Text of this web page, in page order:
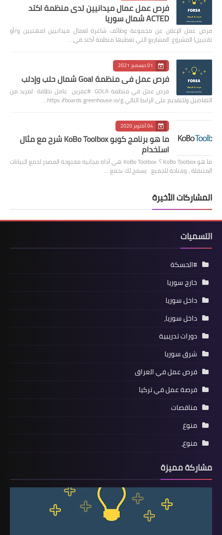
فرص عمل عمال ميدانيين لدى منظمة اكتد
ACTED شمال سوريا
فرص عمل الإعلان عن مجموعة وظائف شاغرة لعمال ميدانيين (مهنيين و/أو
تقنيين) المشروع: المشاريع التي تغطيها منظمة أكتد في …
01 ديسمبر 2021
فرص عمل في منظمة Goal شمال حلب وإدلب
فرص عمل في منظمة GOLA #عفرين عامل نظافة لمزيد من
التفاصيل وللتقديم على الرابط التالي https://boards.greenhouse.io/g…
04 أكتوبر 2020
ما هو برنامج كوبو KoBo Toolbox شرح مع مثال
استخدام
ما هو KoBo Toolbox ؟ KoBo Toolbox هي أداة مجانية مفتوحة المصدر لجمع البيانات
المتنقلة ، ومتاحة للجميع. يسمح لك بجمع …
المشاركات الأخيرة
التسميات
#الحسكة
خارج سوريا
داخل سوريا
داخل سوريا،
دورات تدريبية
شرق سوريا
فرص عمل في العراق
فرصة عمل في تركيا
مناقصات
منوع
منوع،
مشاركة مميزة